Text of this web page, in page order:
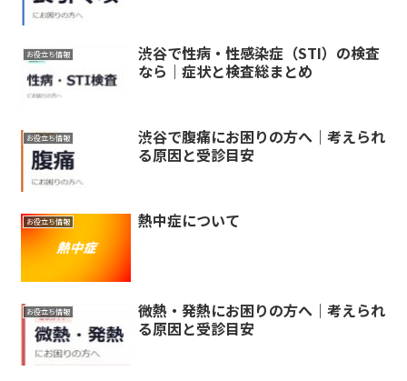
お役立ち情報
渋谷で性病・性感染症（STI）の検査
なら｜症状と検査総まとめ
お役立ち情報
渋谷で腹痛にお困りの方へ｜考えられ
る原因と受診目安
お役立ち情報 熱中症について
お役立ち情報
微熱・発熱にお困りの方へ｜考えられ
る原因と受診目安